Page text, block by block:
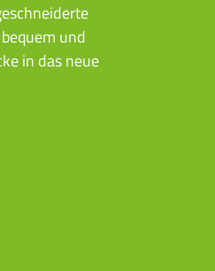
und
in das neue